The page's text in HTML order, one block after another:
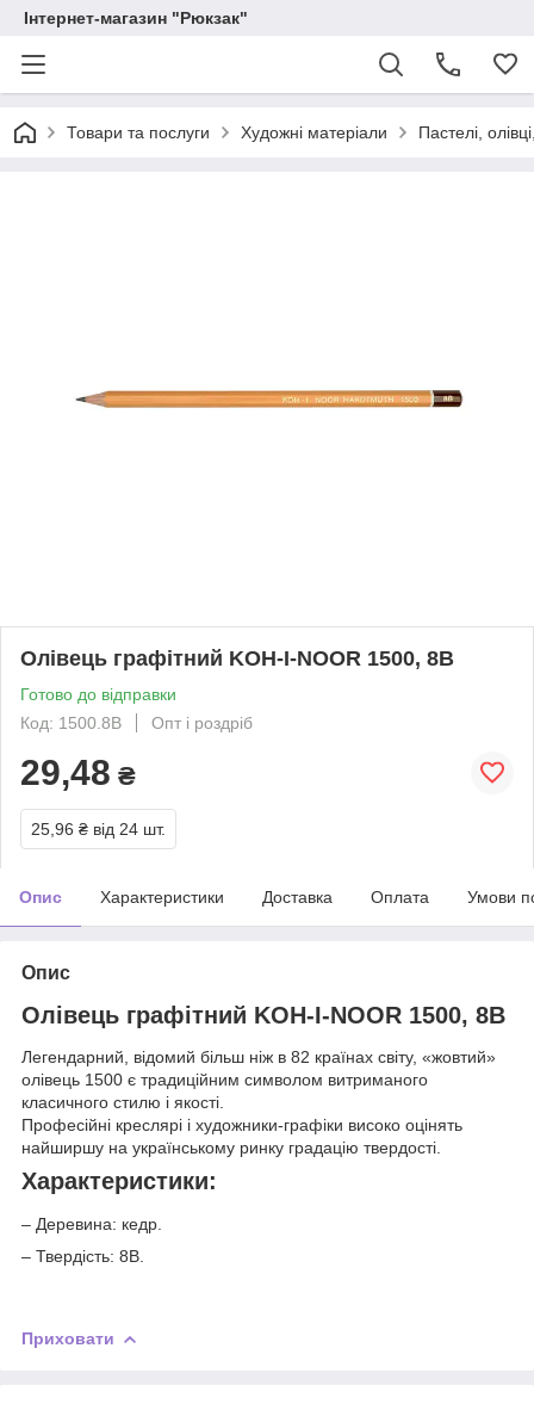
Інтернет-магазин "Рюкзак"
Товари та послуги Художні матеріали Пастелі,
Олівець графітний KOH-I-NOOR 1500, 8В
Готово до відправки
Код: 1500.8B
Опт і роздріб
29,48 ₴
25,96 ₴ від 24 шт.
Опис Характеристики Доставка Оплата Умови
Опис
Олівець графітний KOH-I-NOOR 1500, 8В
Легендарний, відомий більш ніж в 82 країнах світу, «жовтий»
олівець 1500 є традиційним символом витриманого
класичного стилю і якості.
Професійні креслярі і художники-графіки високо оцінять
найширшу на українському ринку градацію твердості.
Характеристики:
– Деревина: кедр.
– Твердість: 8В.
Приховати